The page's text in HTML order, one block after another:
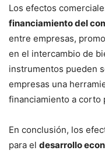
Los efectos
financiamiento del
entre empresas,
en el intercambio de
instrumentos pueden
empresas una
financiamiento a corto
En conclusión, los
para el desarrollo